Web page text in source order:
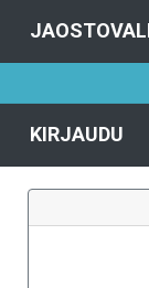
KIRJAUDU